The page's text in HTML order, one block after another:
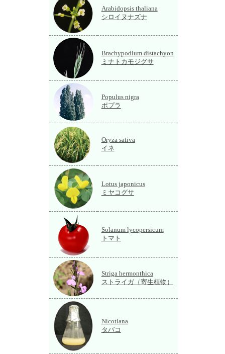
Arabidopsis thaliana
シロイヌナズナ
Brachypodium distachyon
ミナトカモジグサ
Populus nigra
ポプラ
Oryza sativa
イネ
Lotus japonicus
ミヤコグサ
Solanum lycopersicum
トマト
Striga hermonthica
ストライガ（寄生植物）
Nicotiana
タバコ